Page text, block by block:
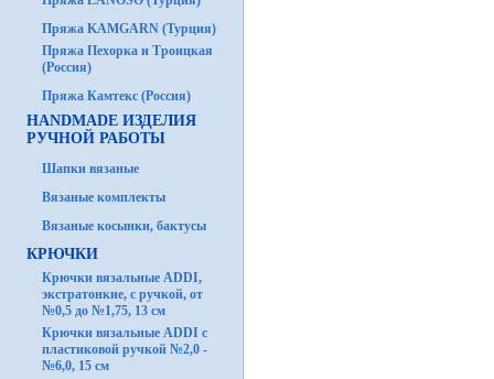
Пряжа KAMGARN (Турция)
Пряжа Пехорка и Троицкая
(Россия)
Пряжа Камтекс (Россия)
HANDMADE ИЗДЕЛИЯ
РУЧНОЙ РАБОТЫ
Шапки вязаные
Вязаные комплекты
Вязаные косынки, бактусы
КРЮЧКИ
Крючки вязальные ADDI,
экстратонкие, с ручкой, от
№0,5 до №1,75, 13 см
Крючки вязальные ADDI с
пластиковой ручкой №2,0 -
№6,0, 15 см